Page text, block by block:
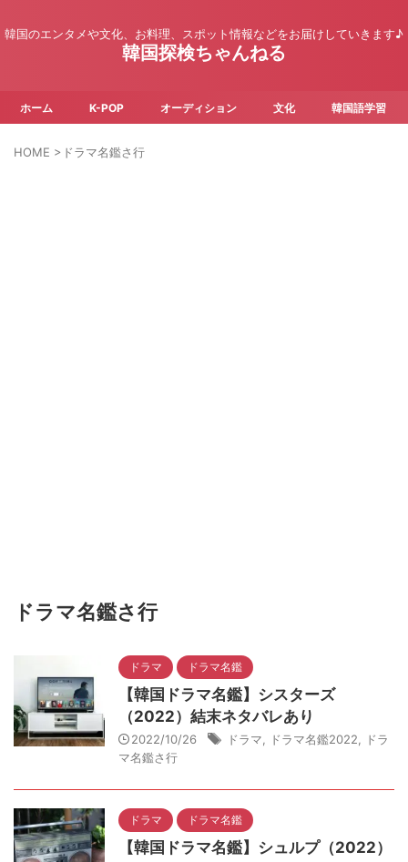
韓国のエンタメや文化、お料理、スポット情報などをお届けしていきます♪
韓国探検ちゃんねる
ホーム K-POP オーディション 文化 韓国語学習
HOME > ドラマ名鑑さ行
ドラマ名鑑さ行
ドラマ ドラマ名鑑
【韓国ドラマ名鑑】シスターズ
（2022）結末ネタバレあり
2022/10/26 ドラマ ドラマ名鑑2022
ドラ
マ名鑑さ行
ドラマ ドラマ名鑑
【韓国ドラマ名鑑】シュルプ（2022）